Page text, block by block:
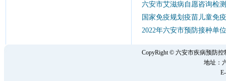
六安市艾滋病自愿咨询检
国家免疫规划疫苗儿童免
2022年六安市预防接种单
CopyRight © 六安市疾病预防
地址：